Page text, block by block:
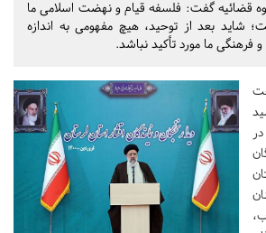
قضائیه گفت: فلسفه قیام و نهضت اسلامی ما
شاید بعد از توحید، هیچ مفهومی به اندازه
فرهنگی ما مورد تأکید نباشد.